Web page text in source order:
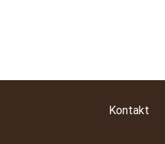
Kontakt